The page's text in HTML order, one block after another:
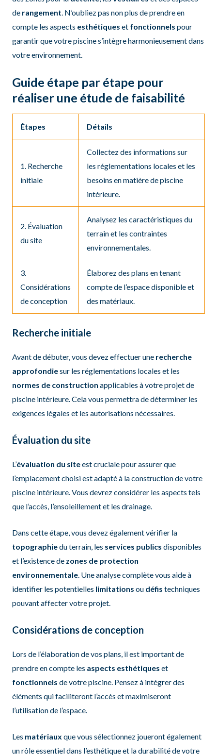
de rangement. N’oubliez pas non plus de prendre en
compte les aspects esthétiques et fonctionnels pour
garantir que votre piscine s’intègre harmonieusement dans
votre environnement.
Guide étape par étape pour
réaliser une étude de faisabilité
Étapes Détails
1. Recherche
initiale
Collectez des informations sur
les réglementations locales et les
besoins en matière de piscine
intérieure.
2. Évaluation
du site
Analysez les caractéristiques du
terrain et les contraintes
environnementales.
3.
Considérations
de conception
Élaborez des plans en tenant
compte de l’espace disponible et
des matériaux.
Recherche initiale
Avant de débuter, vous devez effectuer une recherche
approfondiesur les réglementations locales et les
normes de construction applicables à votre projet de
piscine intérieure. Cela vous permettra de déterminer les
exigences légales et les autorisations nécessaires.
Évaluation du site
L’évaluation du siteest cruciale pour assurer que
l’emplacement choisi est adapté à la construction de votre
piscine intérieure. Vous devrez considérer les aspects tels
que l’accès, l’ensoleillement et les drainage.
Dans cette étape, vous devez également vérifier la
topographiedu terrain, les services publics disponibles
et l’existence de zones de protection
environnementale. Une analyse complète vous aide à
identifier les potentielles limitations ou défis techniques
pouvant affecter votre projet.
Considérations de conception
Lors de l’élaboration de vos plans, il est important de
prendre en compte les aspects esthétiques et
fonctionnels de votre piscine. Pensez à intégrer des
éléments qui faciliteront l’accès et maximiseront
l’utilisation de l’espace.
Les matériaux que vous sélectionnez joueront également
un rôle essentiel dans l’esthétique et la durabilité de votre